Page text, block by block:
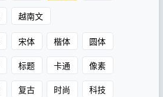
越南文
宋体 楷体 圆体
标题 卡通 像素
复古 时尚 科技